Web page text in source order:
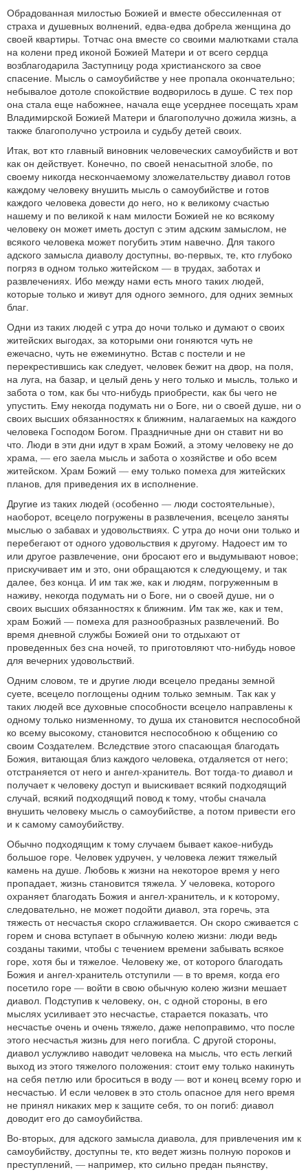
Обрадованная милостью Божией и вместе обессиленная от
страха и душевных волнений, едва-едва добрела женщина до
своей квартиры. Тотчас она вместе со своими малютками стала
на колени пред иконой Божией Матери и от всего сердца
возблагодарила Заступницу рода христианского за свое
спасение. Мысль о самоубийстве у нее пропала окончательно;
небывалое дотоле спокойствие водворилось в душе. С тех пор
она стала еще набожнее, начала еще усерднее посещать храм
Владимирской Божией Матери и благополучно дожила жизнь, а
также благополучно устроила и судьбу детей своих.
Итак, вот кто главный виновник человеческих самоубийств и вот
как он действует. Конечно, по своей ненасытной злобе, по
своему никогда нескончаемому зложелательству диавол готов
каждому человеку внушить мысль о самоубийстве и готов
каждого человека довести до него, но к великому счастью
нашему и по великой к нам милости Божией не ко всякому
человеку он может иметь доступ с этим адским замыслом, не
всякого человека может погубить этим навечно. Для такого
адского замысла диаволу доступны, во-первых, те, кто глубоко
погряз в одном только житейском — в трудах, заботах и
развлечениях. Ибо между нами есть много таких людей,
которые только и живут для одного земного, для одних земных
благ.
Одни из таких людей с утра до ночи только и думают о своих
житейских выгодах, за которыми они гоняются чуть не
ежечасно, чуть не ежеминутно. Встав с постели и не
перекрестившись как следует, человек бежит на двор, на поля,
на луга, на базар, и целый день у него только и мысль, только и
забота о том, как бы что-нибудь приобрести, как бы чего не
упустить. Ему некогда подумать ни о Боге, ни о своей душе, ни о
своих высших обязанностях к ближним, налагаемых на каждого
человека Господом Богом. Праздничные дни он ставит ни во
что. Люди в эти дни идут в храм Божий, а этому человеку не до
храма, — его заела мысль и забота о хозяйстве и обо всем
житейском. Храм Божий — ему только помеха для житейских
планов, для приведения их в исполнение.
Другие из таких людей (особенно — люди состоятельные),
наоборот, всецело погружены в развлечения, всецело заняты
мыслью о забавах и удовольствиях. С утра до ночи они только и
перебегают от одного удовольствия к другому. Надоест им то
или другое развлечение, они бросают его и выдумывают новое;
прискучивает им и это, они обращаются к следующему, и так
далее, без конца. И им так же, как и людям, погруженным в
наживу, некогда подумать ни о Боге, ни о своей душе, ни о
своих высших обязанностях к ближним. Им так же, как и тем,
храм Божий — помеха для разнообразных развлечений. Во
время дневной службы Божией они то отдыхают от
проведенных без сна ночей, то приготовляют что-нибудь новое
для вечерних удовольствий.
Одним словом, те и другие люди всецело преданы земной
суете, всецело поглощены одним только земным. Так как у
таких людей все духовные способности всецело направлены к
одному только низменному, то душа их становится неспособной
ко всему высокому, становится неспособною к общению со
своим Создателем. Вследствие этого спасающая благодать
Божия, витающая близ каждого человека, отдаляется от него;
отстраняется от него и ангел-хранитель. Вот тогда-то диавол и
получает к человеку доступ и выискивает всякий подходящий
случай, всякий подходящий повод к тому, чтобы сначала
внушить человеку мысль о самоубийстве, а потом привести его
и к самому самоубийству.
Обычно подходящим к тому случаем бывает какое-нибудь
большое горе. Человек удручен, у человека лежит тяжелый
камень на душе. Любовь к жизни на некоторое время у него
пропадает, жизнь становится тяжела. У человека, которого
охраняет благодать Божия и ангел-хранитель, и к которому,
следовательно, не может подойти диавол, эта горечь, эта
тяжесть от несчастья скоро сглаживается. Он скоро сживается с
горем и снова вступает в обычную колею жизни: люди ведь
созданы такими, чтобы с течением времени забывать всякое
горе, хотя бы и тяжелое. Человеку же, от которого благодать
Божия и ангел-хранитель отступили — в то время, когда его
посетило горе — войти в свою обычную колею жизни мешает
диавол. Подступив к человеку, он, с одной стороны, в его
мыслях усиливает это несчастье, старается показать, что
несчастье очень и очень тяжело, даже непоправимо, что после
этого несчастья жизнь для него погибла. С другой стороны,
диавол услужливо наводит человека на мысль, что есть легкий
выход из этого тяжелого положения: стоит ему только накинуть
на себя петлю или броситься в воду — вот и конец всему горю и
несчастью. И если человек в это столь опасное для него время
не принял никаких мер к защите себя, то он погиб: диавол
доводит его до самоубийства.
Во-вторых, для адского замысла диавола, для привлечения им к
самоубийству, доступны те, кто ведет жизнь полную пороков и
преступлений, — например, кто сильно предан пьянству,